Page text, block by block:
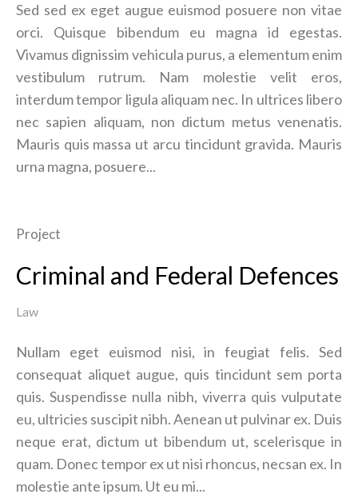
Sed sed ex eget augue euismod posuere non vitae
orci. Quisque bibendum eu magna id egestas.
Vivamus dignissim vehicula purus, a elementum enim
vestibulum rutrum. Nam molestie velit eros,
interdum tempor ligula aliquam nec. In ultrices libero
nec sapien aliquam, non dictum metus venenatis.
Mauris quis massa ut arcu tincidunt gravida. Mauris
urna magna, posuere...
Project
Criminal and Federal Defences
Law
Nullam eget euismod nisi, in feugiat felis. Sed
consequat aliquet augue, quis tincidunt sem porta
quis. Suspendisse nulla nibh, viverra quis vulputate
eu, ultricies suscipit nibh. Aenean ut pulvinar ex. Duis
neque erat, dictum ut bibendum ut, scelerisque in
quam. Donec tempor ex ut nisi rhoncus, necsan ex. In
molestie ante ipsum. Ut eu mi...